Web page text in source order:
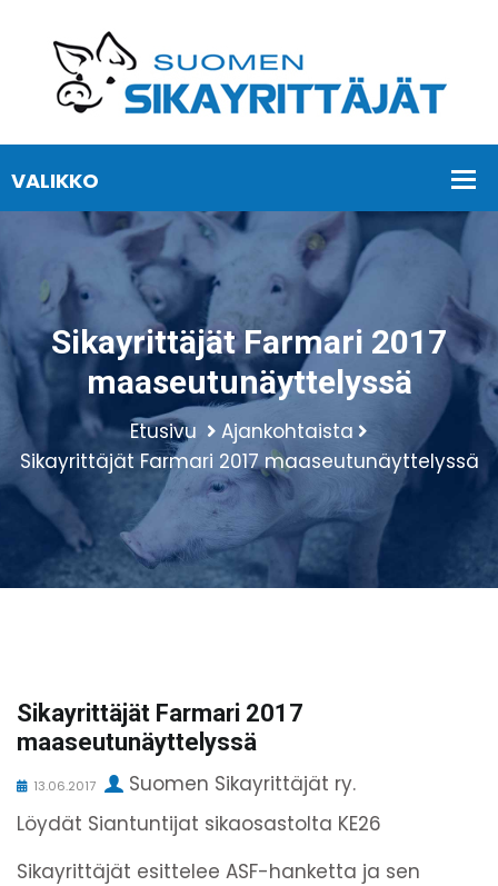
Sikayrittäjät Farmari 2017
maaseutunäyttelyssä
Etusivu
Ajankohtaista
Sikayrittäjät Farmari 2017 maaseutunäyttelyssä
Sikayrittäjät Farmari 2017
maaseutunäyttelyssä
13.06.2017
Suomen Sikayrittäjät ry.
Löydät Siantuntijat sikaosastolta KE26
Sikayrittäjät esittelee ASF-hanketta ja sen